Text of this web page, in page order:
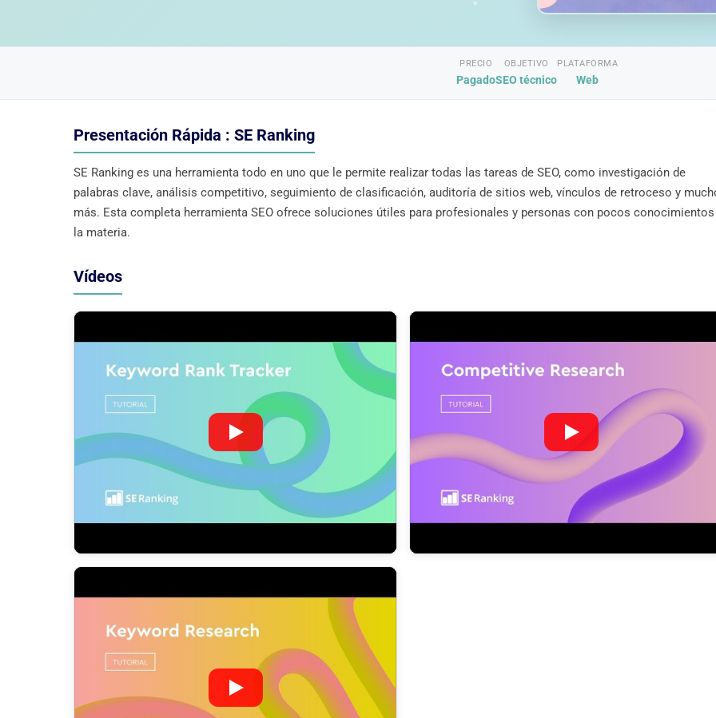
PRECIO
Pagado
OBJETIVO
SEO técnico
PLATAFORMA
Web
Presentación Rápida : SE Ranking
SE Ranking es una herramienta todo en uno que le permite realizar todas las tareas de SEO, como investigación de
palabras clave, análisis competitivo, seguimiento de clasificación, auditoría de sitios web, vínculos de retroceso y
más. Esta completa herramienta SEO ofrece soluciones útiles para profesionales y personas con pocos
la materia.
Vídeos